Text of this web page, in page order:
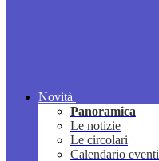
Novità
Panoramica
Le notizie
Le circolari
Calendario eventi